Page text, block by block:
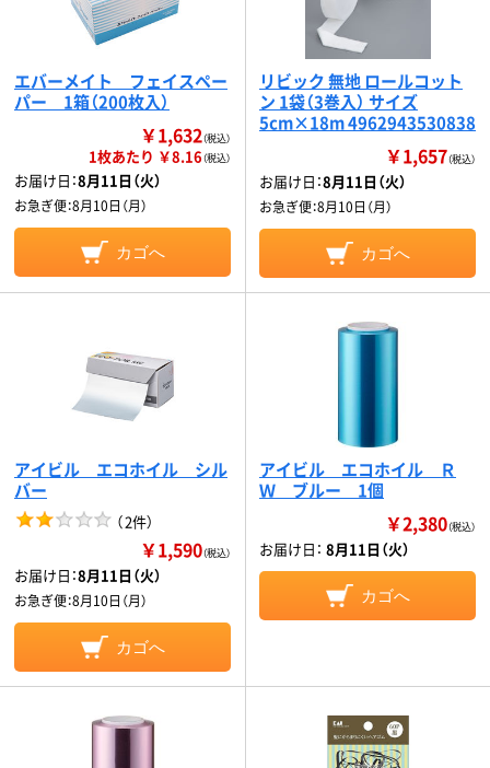
エバーメイト フェイスペー
パー 1箱（200枚入）
￥1,632（税込）
1枚あたり ￥8.16（税込）
お届け日：8月11日（火）
お急ぎ便：8月10日（月）
カゴへ
リビック 無地 ロールコット
ン 1袋（3巻入） サイズ
5cm×18m 4962943530838
￥1,657（税込）
お届け日：8月11日（火）
お急ぎ便：8月10日（月）
カゴへ
アイビル エコホイル シル
バー
（2件）
￥1,590（税込）
お届け日：8月11日（火）
お急ぎ便：8月10日（月）
カゴへ
アイビル エコホイル Ｒ
Ｗ ブルー 1個
￥2,380（税込）
お届け日： 8月11日（火）
カゴへ